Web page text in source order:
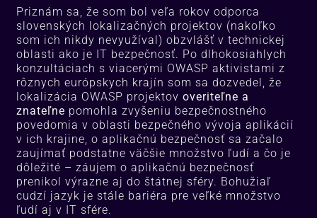
Priznám sa, že som bol veľa rokov odporca
slovenských lokalizačných projektov (nakoľko
som ich nikdy nevyužíval) obzvlášť v technickej
oblasti ako je IT bezpečnosť. Po dlhokosiahlych
konzultáciach s viacerými OWASP aktivistami z
rôznych európskych krajín som sa dozvedel, že
lokalizácia OWASP projektovoveriteľne a
znateľne pomohla zvyšeniu bezpečnostného
povedomia v oblasti bezpečného vývoja aplikácií
v ich krajine, o aplikačnú bezpečnosť sa začalo
zaujímať podstatne väčšie množstvo ľudí a čo je
dôležité – záujem o aplikačnú bezpečnosť
prenikol výrazne aj do štátnej sféry. Bohužiaľ
cudzí jazyk je stále bariéra pre veľké množstvo
ľudí aj v IT sfére.